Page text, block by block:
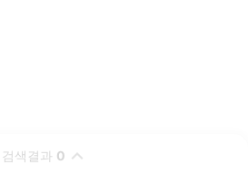
검색결과 0